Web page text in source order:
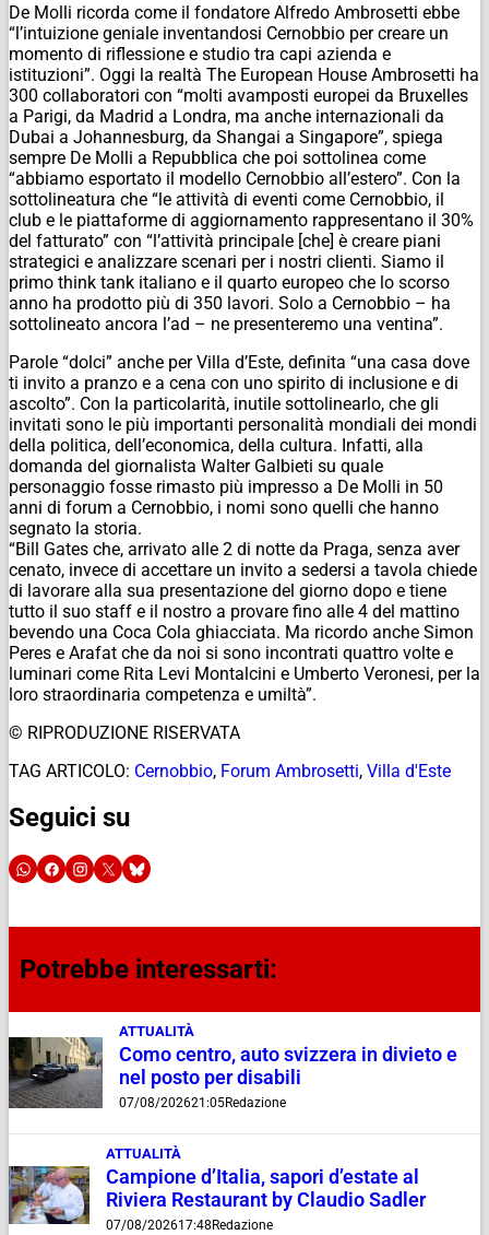
De Molli ricorda come il fondatore Alfredo Ambrosetti ebbe
“l’intuizione geniale inventandosi Cernobbio per creare un
momento di riflessione e studio tra capi azienda e
istituzioni”. Oggi la realtà The European House Ambrosetti ha
300 collaboratori con “molti avamposti europei da Bruxelles
a Parigi, da Madrid a Londra, ma anche internazionali da
Dubai a Johannesburg, da Shangai a Singapore”, spiega
sempre De Molli a Repubblica che poi sottolinea come
“abbiamo esportato il modello Cernobbio all’estero”. Con la
sottolineatura che “le attività di eventi come Cernobbio, il
club e le piattaforme di aggiornamento rappresentano il 30%
del fatturato” con “l’attività principale [che] è creare piani
strategici e analizzare scenari per i nostri clienti. Siamo il
primo think tank italiano e il quarto europeo che lo scorso
anno ha prodotto più di 350 lavori. Solo a Cernobbio – ha
sottolineato ancora l’ad – ne presenteremo una ventina”.
Parole “dolci” anche per Villa d’Este, definita “una casa dove
ti invito a pranzo e a cena con uno spirito di inclusione e di
ascolto”. Con la particolarità, inutile sottolinearlo, che gli
invitati sono le più importanti personalità mondiali dei mondi
della politica, dell’economica, della cultura. Infatti, alla
domanda del giornalista Walter Galbieti su quale
personaggio fosse rimasto più impresso a De Molli in 50
anni di forum a Cernobbio, i nomi sono quelli che hanno
segnato la storia.
“Bill Gates che, arrivato alle 2 di notte da Praga, senza aver
cenato, invece di accettare un invito a sedersi a tavola chiede
di lavorare alla sua presentazione del giorno dopo e tiene
tutto il suo staff e il nostro a provare fino alle 4 del mattino
bevendo una Coca Cola ghiacciata. Ma ricordo anche Simon
Peres e Arafat che da noi si sono incontrati quattro volte e
luminari come Rita Levi Montalcini e Umberto Veronesi, per la
loro straordinaria competenza e umiltà”.
© RIPRODUZIONE RISERVATA
TAG ARTICOLO: Cernobbio, Forum Ambrosetti, Villa d'Este
Seguici su
Potrebbe interessarti:
ATTUALITÀ
Como centro, auto svizzera in divieto e
nel posto per disabili
07/08/202621:05Redazione
ATTUALITÀ
Campione d’Italia, sapori d’estate al
Riviera Restaurant by Claudio Sadler
07/08/202617:48 Redazione